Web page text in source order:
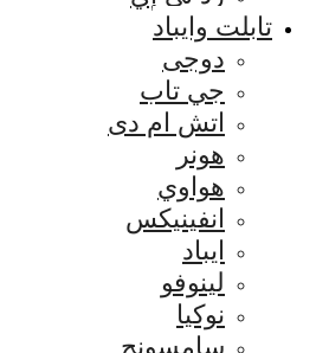
تابلت وايباد
دوجى
جي تاب
اتش ام دى
هونر
هواوي
انفينيكس
ايباد
لينوفو
نوكيا
سامسونج